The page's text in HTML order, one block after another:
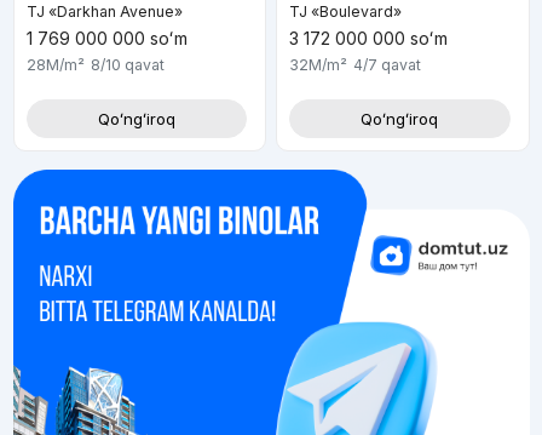
TJ «Darkhan Avenue»
1 769 000 000 soʻm
28M/m² 8/10 qavat
Qoʻngʻiroq
TJ «Boulevard»
3 172 000 000 soʻm
32M/m² 4/7 qavat
Qoʻngʻiroq